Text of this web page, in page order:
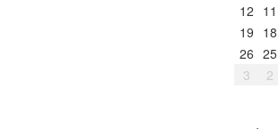
11
12
18
19
25
26
2
3